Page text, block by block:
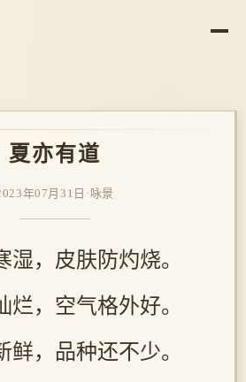
夏亦有道
年07月31日 · 咏景
湿，皮肤防灼烧。
烂，空气格外好。
鲜，品种还不少。